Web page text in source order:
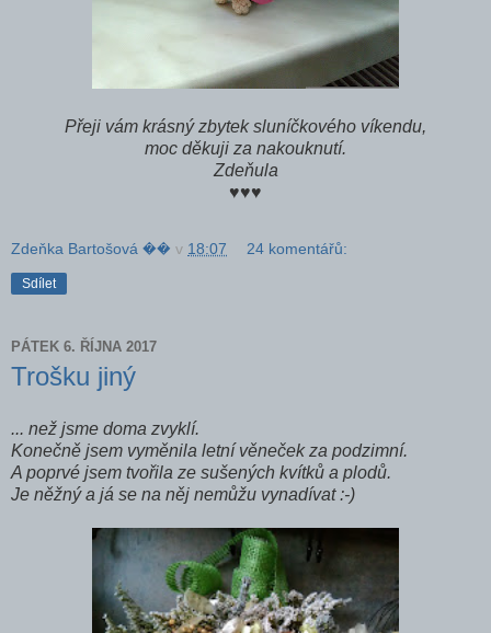
Přeji vám krásný zbytek sluníčkového víkendu,
moc děkuji za nakouknutí.
Zdeňula
♥♥♥
Zdeňka Bartošová �� v 18:07 24 komentářů:
Sdílet
PÁTEK 6. ŘÍJNA 2017
Trošku jiný
... než jsme doma zvyklí.
Konečně jsem vyměnila letní věneček za podzimní.
A poprvé jsem tvořila ze sušených kvítků a plodů.
Je něžný a já se na něj nemůžu vynadívat :-)